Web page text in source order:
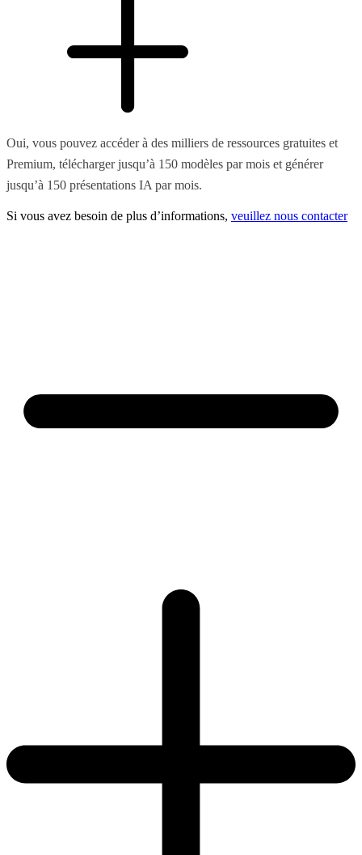
Oui, vous pouvez accéder à des milliers de ressources gratuites et
Premium, télécharger jusqu’à 150 modèles par mois et générer
jusqu’à 150 présentations IA par mois.
Si vous avez besoin de plus d’informations, veuillez nous contacter